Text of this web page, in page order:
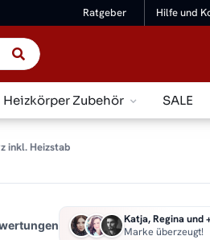
Ratgeber Hilfe und
Heizkörper Zubehör SALE
inkl. Heizstab
Katja, Regina und
Marke überzeugt!